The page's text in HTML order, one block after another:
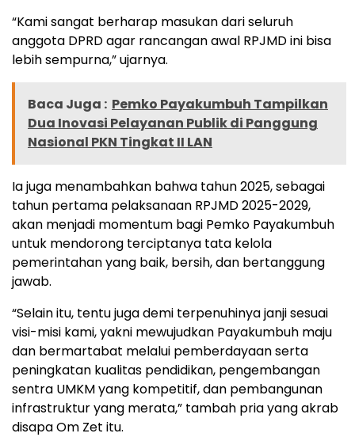
“Kami sangat berharap masukan dari seluruh
anggota DPRD agar rancangan awal RPJMD ini bisa
lebih sempurna,” ujarnya.
Baca Juga : Pemko Payakumbuh Tampilkan
Dua Inovasi Pelayanan Publik di Panggung
Nasional PKN Tingkat II LAN
Ia juga menambahkan bahwa tahun 2025, sebagai
tahun pertama pelaksanaan RPJMD 2025-2029,
akan menjadi momentum bagi Pemko Payakumbuh
untuk mendorong terciptanya tata kelola
pemerintahan yang baik, bersih, dan bertanggung
jawab.
“Selain itu, tentu juga demi terpenuhinya janji sesuai
visi-misi kami, yakni mewujudkan Payakumbuh maju
dan bermartabat melalui pemberdayaan serta
peningkatan kualitas pendidikan, pengembangan
sentra UMKM yang kompetitif, dan pembangunan
infrastruktur yang merata,” tambah pria yang akrab
disapa Om Zet itu.